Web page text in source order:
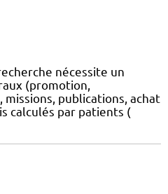
nécessite un
(promotion,
publications, achat
calculés par patients (